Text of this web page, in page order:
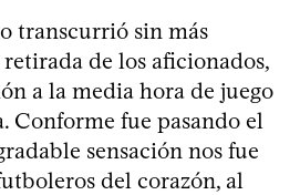
transcurrió sin más
de los aficionados,
a la media hora de juego
Conforme fue pasando el
sensación nos fue
del corazón, al